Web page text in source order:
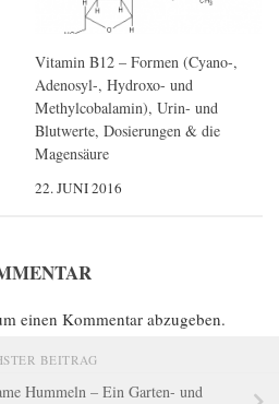
Vitamin B12 – Formen (Cyano-,
Adenosyl-, Hydroxo- und
Methylcobalamin), Urin- und
Blutwerte, Dosierungen & die
Magensäure
22. JUNI 2016
einen Kommentar abzugeben.
BEITRAG
Hummeln – Ein Garten- und